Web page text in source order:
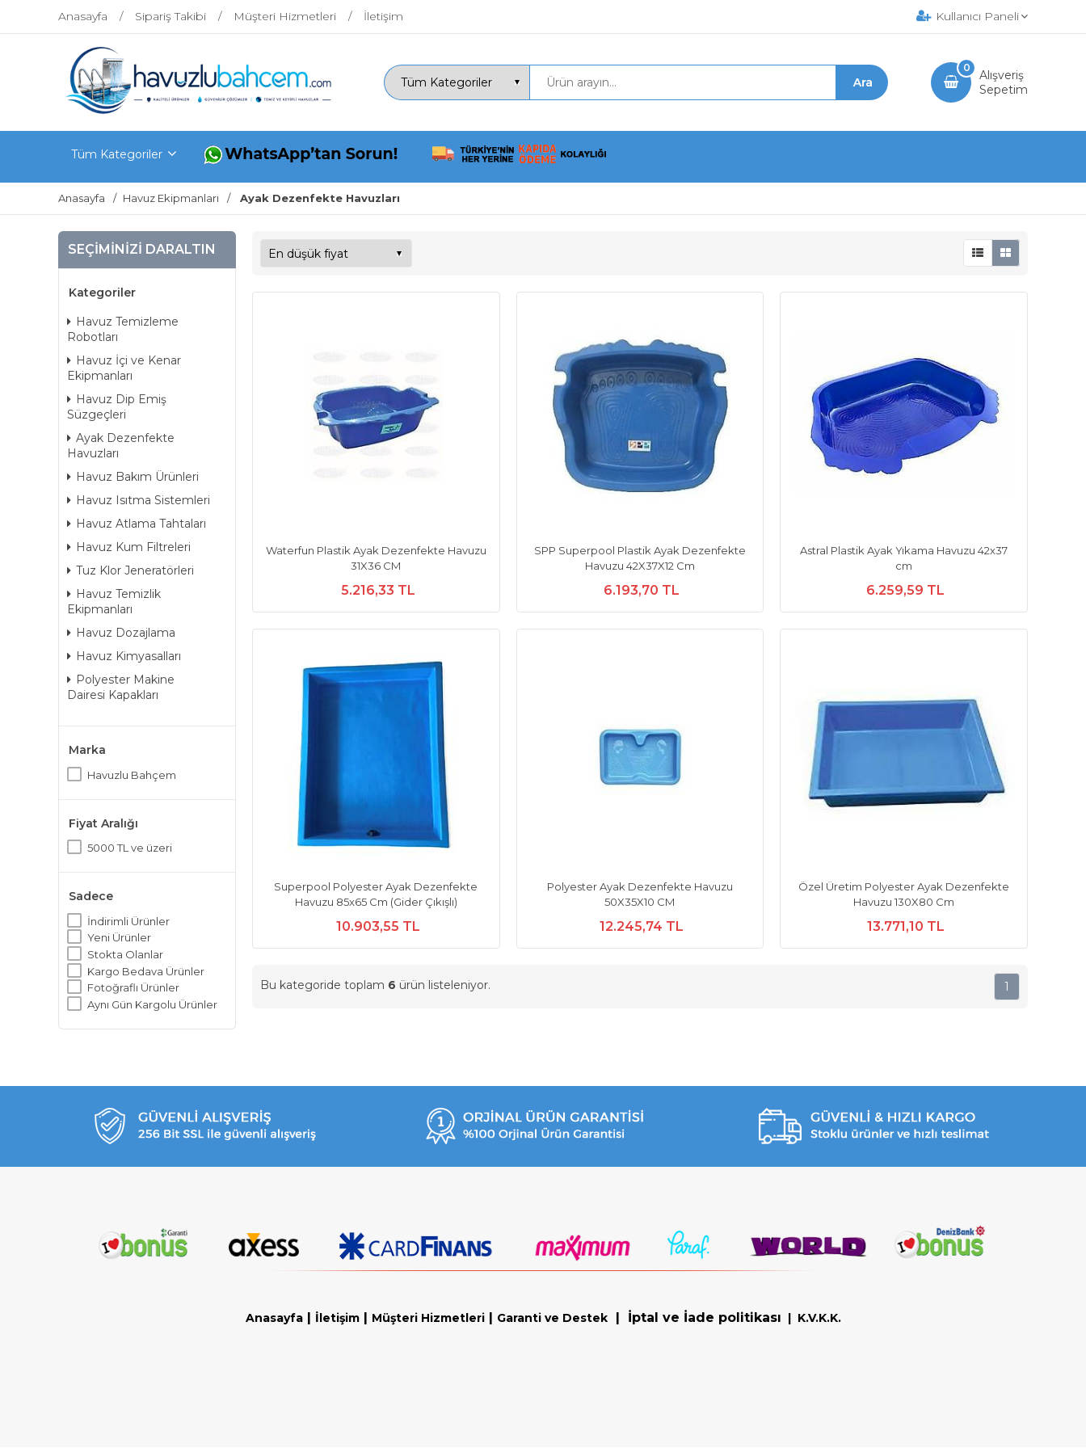
Anasayfa Sipariş Takibi Müşteri Hizmetleri İletişim Kullanıcı Paneli
Alışveriş
Sepetim
0
Tüm Kategoriler
Anasayfa Havuz Ekipmanları Ayak Dezenfekte Havuzları
SEÇIMINIZI DARALTIN
Kategoriler
Havuz Temizleme
Robotları
Havuz İçi ve Kenar
Ekipmanları
Havuz Dip Emiş
Süzgeçleri
Ayak Dezenfekte
Havuzları
Havuz Bakım Ürünleri
Havuz Isıtma Sistemleri
Havuz Atlama Tahtaları
Havuz Kum Filtreleri
Tuz Klor Jeneratörleri
Havuz Temizlik
Ekipmanları
Havuz Dozajlama
Havuz Kimyasalları
Polyester Makine
Dairesi Kapakları
Marka
Havuzlu Bahçem
Fiyat Aralığı
5000 TL ve üzeri
Sadece
İndirimli Ürünler
Yeni Ürünler
Stokta Olanlar
Kargo Bedava Ürünler
Fotoğraflı Ürünler
Aynı Gün Kargolu Ürünler
Waterfun Plastik Ayak Dezenfekte Havuzu
31X36 CM
5.216,33 TL
SPP Superpool Plastik Ayak Dezenfekte
Havuzu 42X37X12 Cm
6.193,70 TL
Astral Plastik Ayak Yıkama Havuzu 42x37
cm
6.259,59 TL
Superpool Polyester Ayak Dezenfekte
Havuzu 85x65 Cm (Gider Çıkışlı)
10.903,55 TL
Polyester Ayak Dezenfekte Havuzu
50X35X10 CM
12.245,74 TL
Özel Üretim Polyester Ayak Dezenfekte
Havuzu 130X80 Cm
13.771,10 TL
Bu kategoride toplam 6 ürün listeleniyor. 1
Anasayfa| İletişim| Müşteri Hizmetleri| Garanti ve Destek| İptal ve İade politikası | K.V.K.K.